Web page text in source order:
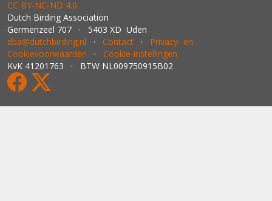
CC BY‑NC‑ND 4.0
Dutch Birding Association
Germenzeel 707 · 5403 XD Uden
dba@dutchbirding.nl · Contact · Privacy- en
Cookievoorwaarden · Cookie-instellingen
KvK 41201763 · BTW NL009750915B02